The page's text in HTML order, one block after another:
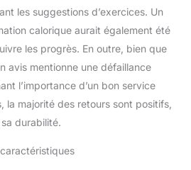
les suggestions d’exercices. Un
calorique aurait également été
les progrès. En outre, bien que
avis mentionne une défaillance
l’importance d’un bon service
la majorité des retours sont positifs,
durabilité.